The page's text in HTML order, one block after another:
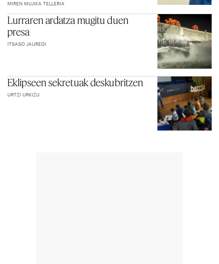
MIREN MUJIKA TELLERIA
Lurraren ardatza mugitu duen
presa
ITSASO JAUREGI
Eklipseen sekretuak deskubritzen
URTZI URKIZU